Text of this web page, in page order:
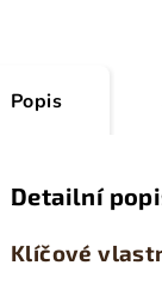
Popis
Detailní
Klíčové